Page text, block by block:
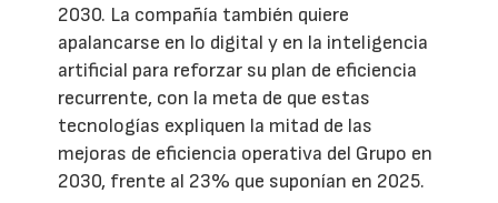
2030. La compañía también quiere
apalancarse en lo digital y en la inteligencia
artificial para reforzar su plan de eficiencia
recurrente, con la meta de que estas
tecnologías expliquen la mitad de las
mejoras de eficiencia operativa del Grupo en
2030, frente al 23% que suponían en 2025.